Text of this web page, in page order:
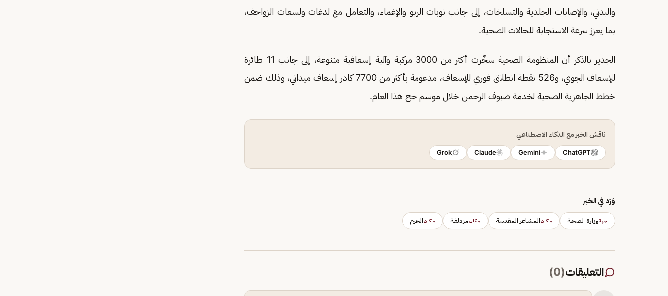
والبدني، والإصابات الجلدية والتسلخات، إلى جانب نوبات الربو والإغماء، والتعامل مع لدغات ولسعات الزواحف،
بما يعزز سرعة الاستجابة للحالات الصحية.
الجدير بالذكر أن المنظومة الصحية سخّرت أكثر من 3000 مركبة وآلية إسعافية متنوعة، إلى جانب 11 طائرة
للإسعاف الجوي، و526 نقطة انطلاق فوري للإسعاف، مدعومة بأكثر من 7700 كادر إسعاف ميداني، وذلك ضمن
خطط الجاهزية الصحية لخدمة ضيوف الرحمن خلال موسم حج هذا العام.
ناقش الخبر مع الذكاء الاصطناعي
ChatGPT
Gemini
Claude
Grok
وَرَد في الخبر
جهةوزارة الصحة مكانالمشاعر المقدسة مكانمزدلفة مكانالحرم
التعليقات(
0
)